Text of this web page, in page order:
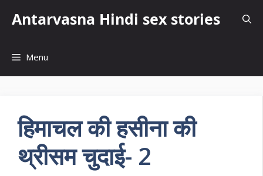
Antarvasna Hindi sex stories
Menu
हिमाचल की हसीना की
थ्रीसम चुदाई- 2